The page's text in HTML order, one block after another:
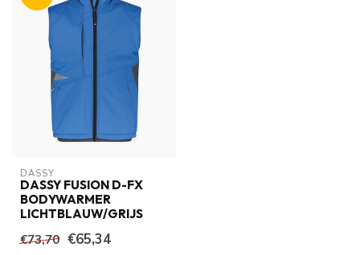
DASSY
DASSY FUSION D-FX
BODYWARMER
LICHTBLAUW/GRIJS
€73,70 €65,34